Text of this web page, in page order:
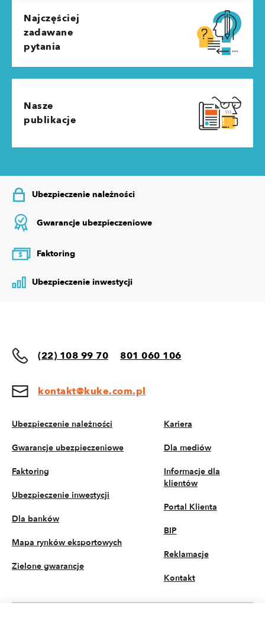
Najczęściej
zadawane
pytania
Nasze
publikacje
Ubezpieczenie należności
Gwarancje ubezpieczeniowe
$ Faktoring
Ubezpieczenie inwestycji
(22) 108 99 70 801 060 106
kontakt@kuke.com.pl
Ubezpieczenie należności
Gwarancje ubezpieczeniowe
Faktoring
Ubezpieczenie inwestycji
Dla banków
Mapa rynków eksportowych
Zielone gwarancje
Kariera
Dla mediów
Informacje dla
klientów
Portal Klienta
BIP
Reklamacje
Kontakt